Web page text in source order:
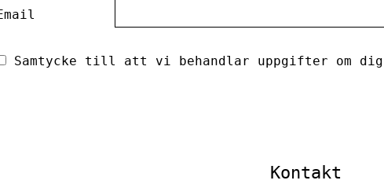
Samtycke till att vi behandlar uppgifter om dig
Kontakt